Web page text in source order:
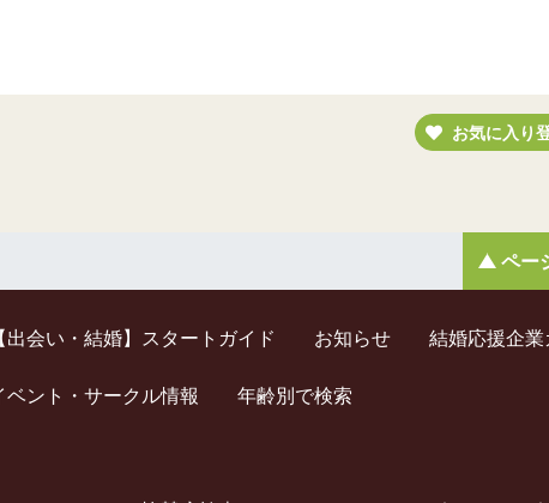
お気に入り
ペー
【出会い・結婚】スタートガイド お知らせ 結婚応援企業
ベント・サークル情報 年齢別で検索